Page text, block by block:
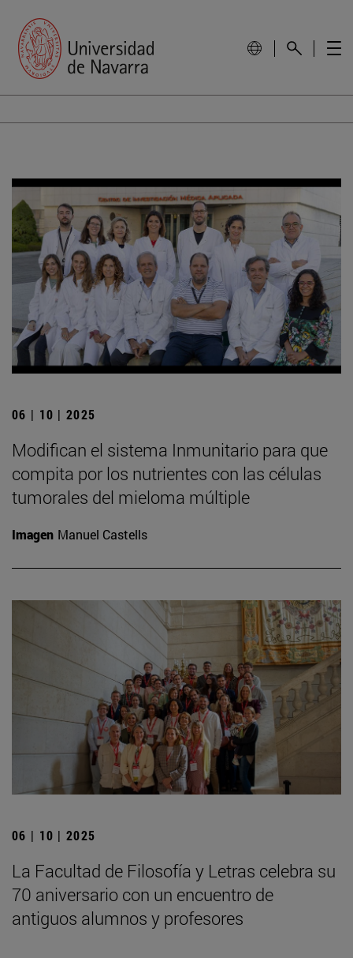
06 | 10 | 2025
Modifican el sistema Inmunitario para que
compita por los nutrientes con las células
tumorales del mieloma múltiple
Imagen Manuel Castells
06 | 10 | 2025
La Facultad de Filosofía y Letras celebra su
70 aniversario con un encuentro de
antiguos alumnos y profesores